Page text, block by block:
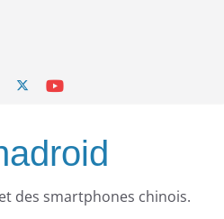
des smartphones chinois.